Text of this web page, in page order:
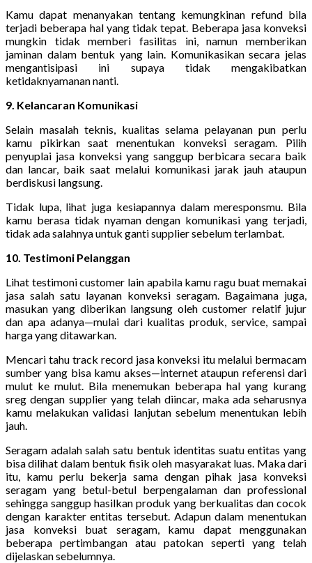
Kamu dapat menanyakan tentang kemungkinan refund bila
terjadi beberapa hal yang tidak tepat. Beberapa jasa konveksi
mungkin tidak memberi fasilitas ini, namun memberikan
jaminan dalam bentuk yang lain. Komunikasikan secara jelas
mengantisipasi ini supaya tidak mengakibatkan
ketidaknyamanan nanti.
9. Kelancaran Komunikasi
Selain masalah teknis, kualitas selama pelayanan pun perlu
kamu pikirkan saat menentukan konveksi seragam. Pilih
penyuplai jasa konveksi yang sanggup berbicara secara baik
dan lancar, baik saat melalui komunikasi jarak jauh ataupun
berdiskusi langsung.
Tidak lupa, lihat juga kesiapannya dalam meresponsmu. Bila
kamu berasa tidak nyaman dengan komunikasi yang terjadi,
tidak ada salahnya untuk ganti supplier sebelum terlambat.
10. Testimoni Pelanggan
Lihat testimoni customer lain apabila kamu ragu buat memakai
jasa salah satu layanan konveksi seragam. Bagaimana juga,
masukan yang diberikan langsung oleh customer relatif jujur
dan apa adanya—mulai dari kualitas produk, service, sampai
harga yang ditawarkan.
Mencari tahu track record jasa konveksi itu melalui bermacam
sumber yang bisa kamu akses—internet ataupun referensi dari
mulut ke mulut. Bila menemukan beberapa hal yang kurang
sreg dengan supplier yang telah diincar, maka ada seharusnya
kamu melakukan validasi lanjutan sebelum menentukan lebih
jauh.
Seragam adalah salah satu bentuk identitas suatu entitas yang
bisa dilihat dalam bentuk fisik oleh masyarakat luas. Maka dari
itu, kamu perlu bekerja sama dengan pihak jasa konveksi
seragam yang betul-betul berpengalaman dan professional
sehingga sanggup hasilkan produk yang berkualitas dan cocok
dengan karakter entitas tersebut. Adapun dalam menentukan
jasa konveksi buat seragam, kamu dapat menggunakan
beberapa pertimbangan atau patokan seperti yang telah
dijelaskan sebelumnya.